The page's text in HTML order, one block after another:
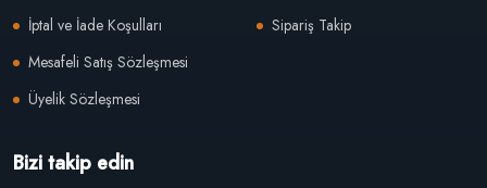
İptal ve İade Koşulları
Mesafeli Satış Sözleşmesi
Üyelik Sözleşmesi
Sipariş Takip
Bizi takip edin